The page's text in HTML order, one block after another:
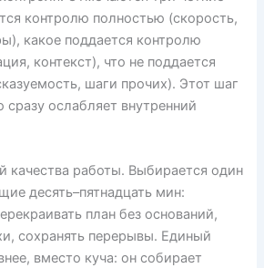
контролю полностью (скорость,
какое поддается контролю
контекст), что не поддается
шаги прочих). Этот шаг
сразу ослабляет внутренний
качества работы. Выбирается один
десять–пятнадцать мин:
план без оснований,
сохранять перерывы. Единый
вместо куча: он собирает